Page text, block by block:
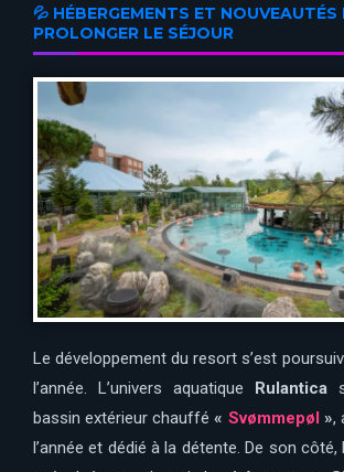
💦 HÉBERGEMENTS ET NOUVEAUTÉS
PROLONGER LE SÉJOUR
Le développement du resort s’est
l’année. L’univers aquatique Rulantica
bassin extérieur chauffé« Svømmepøl»,
l’année et dédié à la détente. De son côté,